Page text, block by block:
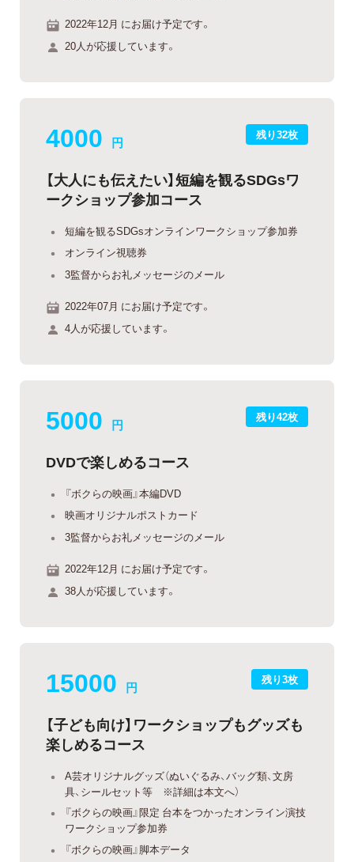
2022年12月 にお届け予定です。
20人が応援しています。
残り32枚
4000 円
【大人にも伝えたい】短編を観るSDGsワ
ークショップ参加コース
短編を観るSDGsオンラインワークショップ参加券
オンライン視聴券
3監督からお礼メッセージのメール
2022年07月 にお届け予定です。
4人が応援しています。
残り42枚
5000 円
DVDで楽しめるコース
『ボクらの映画』本編DVD
映画オリジナルポストカード
3監督からお礼メッセージのメール
2022年12月 にお届け予定です。
38人が応援しています。
残り3枚
15000 円
【子ども向け】ワークショップもグッズも
楽しめるコース
A芸オリジナルグッズ（ぬいぐるみ、バッグ類、文房
具、シールセット等 ※詳細は本文へ）
『ボクらの映画』限定 台本をつかったオンライン演技
ワークショップ参加券
『ボクらの映画』脚本データ